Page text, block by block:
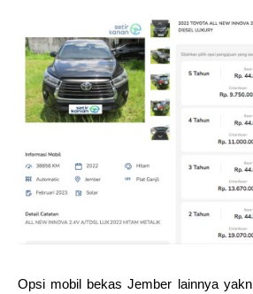
Opsi mobil bekas Jember lainnya